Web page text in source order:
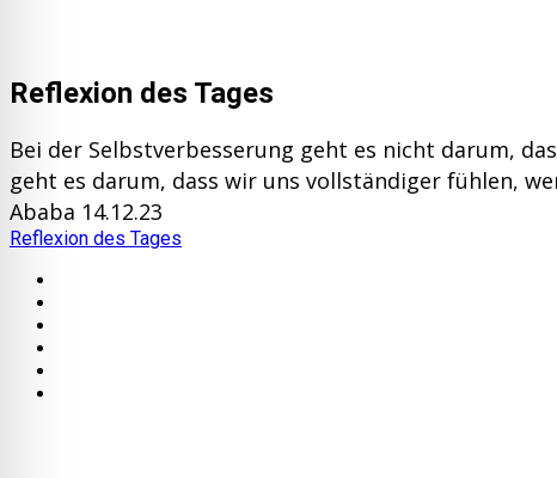
Reflexion des Tages
Bei der Selbstverbesserung geht es nicht darum,
geht es darum, dass wir uns vollständiger fühlen,
Ababa 14.12.23
Reflexion des Tages